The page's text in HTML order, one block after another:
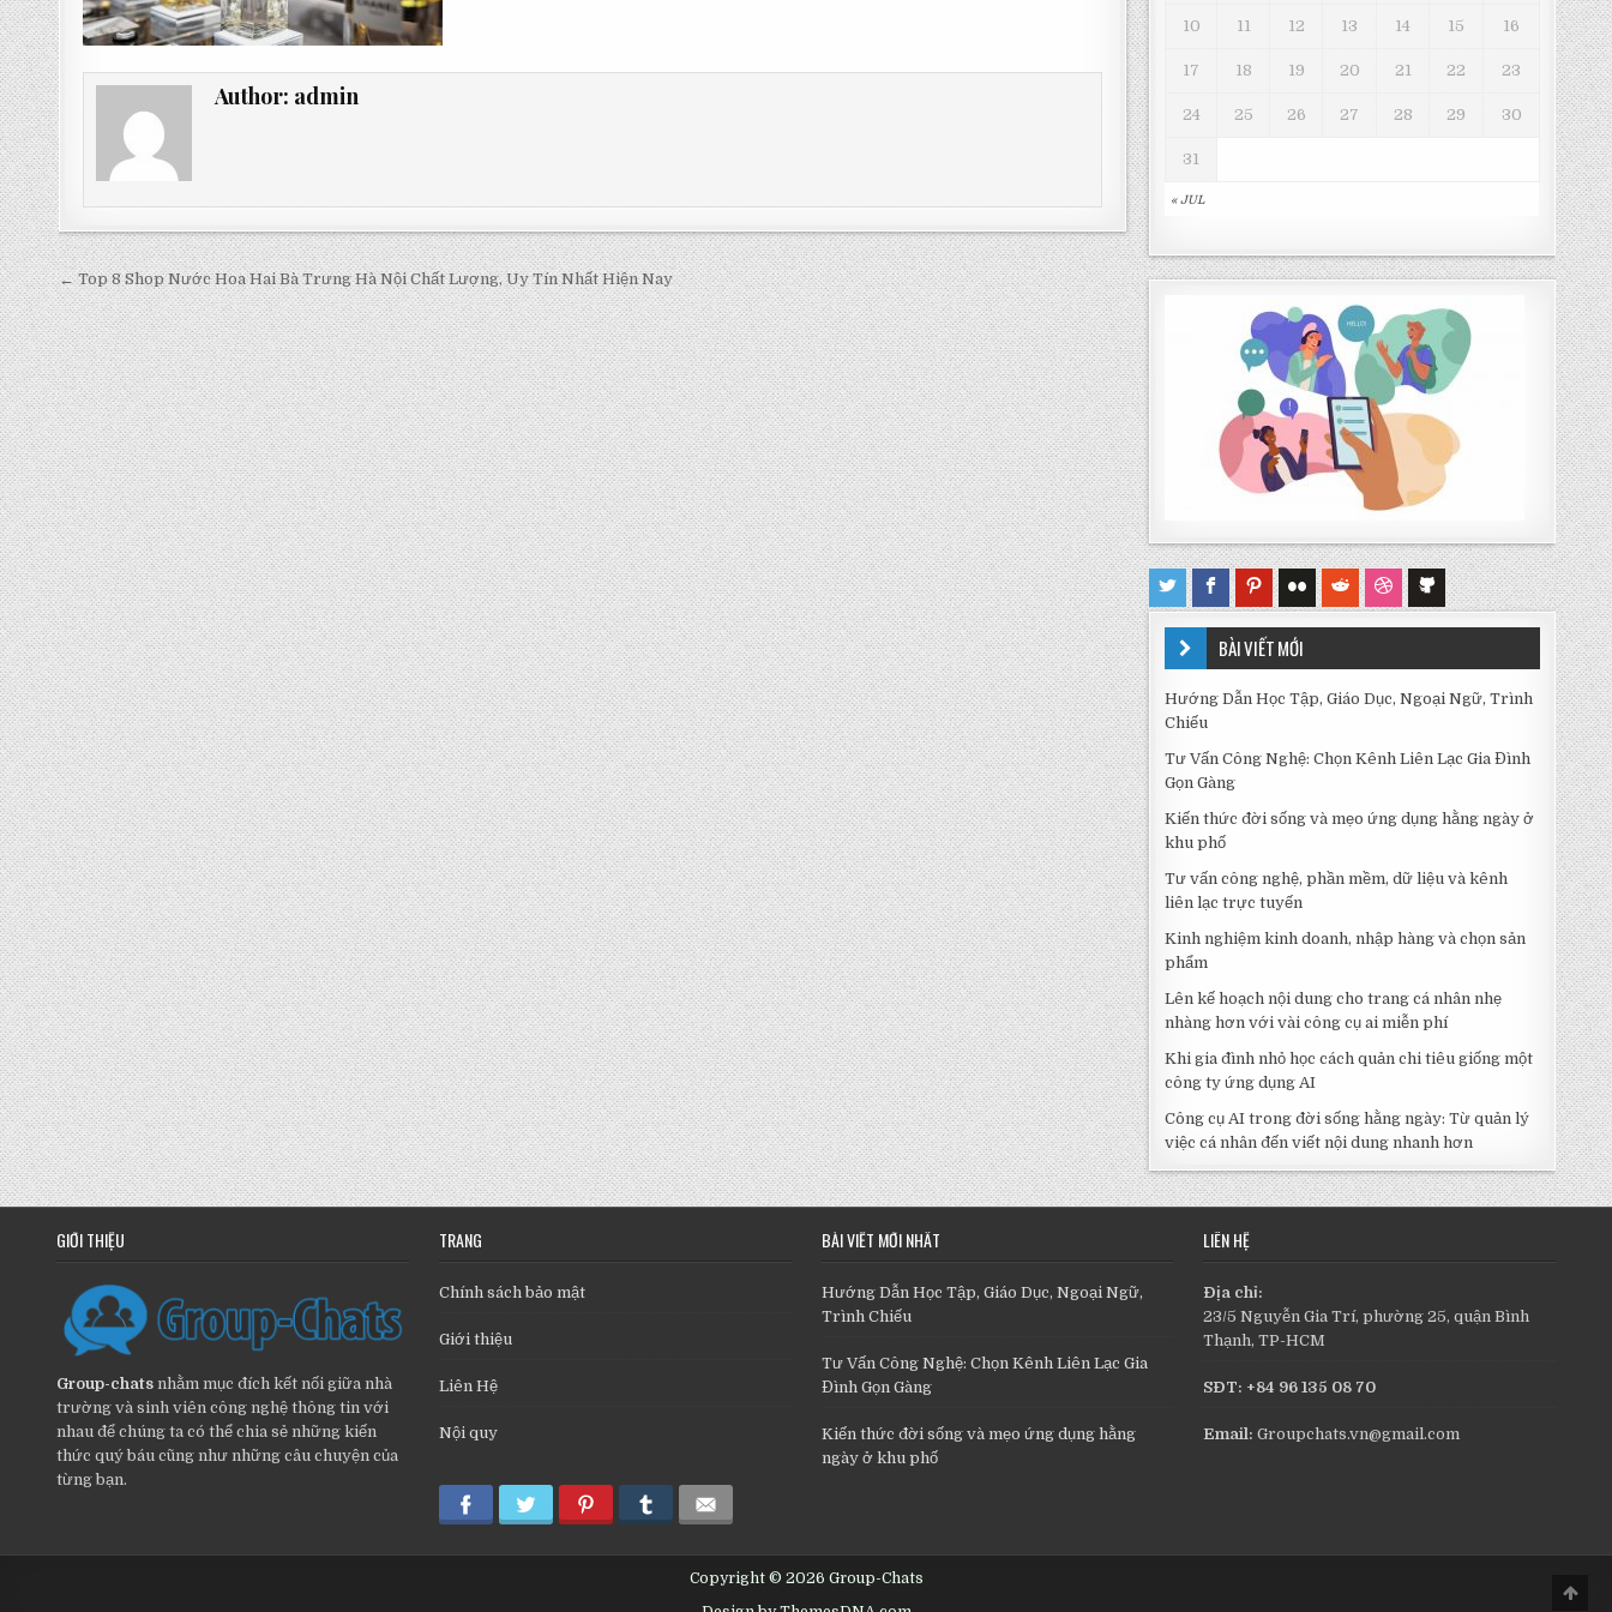
Author: admin
Post
navigation
← Top 8 Shop Nước Hoa Hai Bà Trưng Hà Nội Chất Lượng, Uy Tín Nhất Hiện Nay
« JUL
10 11 12 13 14 15 16
17 18 19 20 21 22 23
24 25 26 27 28 29 30
31
BÀI VIẾT MỚI
Hướng Dẫn Học Tập, Giáo Dục, Ngoại Ngữ, Trình
Chiếu
Tư Vấn Công Nghệ: Chọn Kênh Liên Lạc Gia Đình
Gọn Gàng
Kiến thức đời sống và mẹo ứng dụng hằng ngày ở
khu phố
Tư vấn công nghệ, phần mềm, dữ liệu và kênh
liên lạc trực tuyến
Kinh nghiệm kinh doanh, nhập hàng và chọn sản
phẩm
Lên kế hoạch nội dung cho trang cá nhân nhẹ
nhàng hơn với vài công cụ ai miễn phí
Khi gia đình nhỏ học cách quản chi tiêu giống một
công ty ứng dụng AI
Công cụ AI trong đời sống hằng ngày: Từ quản lý
việc cá nhân đến viết nội dung nhanh hơn
GIỚI THIỆU
Group-chats nhằm mục đích kết nối giữa nhà
trường và sinh viên công nghệ thông tin với
nhau để chúng ta có thể chia sẻ những kiến
thức quý báu cũng như những câu chuyện của
từng bạn.
TRANG
Chính sách bảo mật
Giới thiệu
Liên Hệ
Nội quy
BÀI VIẾT MỚI NHẤT
Hướng Dẫn Học Tập, Giáo Dục, Ngoại Ngữ,
Trình Chiếu
Tư Vấn Công Nghệ: Chọn Kênh Liên Lạc Gia
Đình Gọn Gàng
Kiến thức đời sống và mẹo ứng dụng hằng
ngày ở khu phố
LIÊN HỆ
Địa chỉ:
23/5 Nguyễn Gia Trí, phường 25, quận Bình
Thạnh, TP-HCM
SĐT: +84 96 135 08 70
Email: Groupchats.vn@gmail.com
Copyright © 2026 Group-Chats